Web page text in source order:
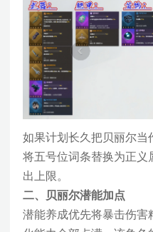
如果计划长久把贝丽尔当
将五号位词条替换为正义
出上限。
二、贝丽尔潜能加点
潜能养成优先将暴击伤害